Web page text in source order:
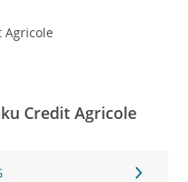
Agricole
Credit Agricole